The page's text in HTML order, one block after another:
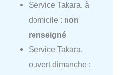
Service Takara. à
domicile : non
renseigné
Service Takara.
ouvert dimanche :